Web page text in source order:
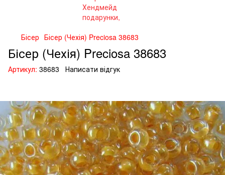
Бісер Бісер (Чехія) Preciosa 38683
Бісер (Чехія) Preciosa 38683
Артикул: 38683 Написати відгук